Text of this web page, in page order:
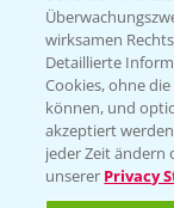
wirksamen
Detaillierte
Cookies, ohne
können, und
akzeptiert
jeder Zeit ändern
unserer Privacy